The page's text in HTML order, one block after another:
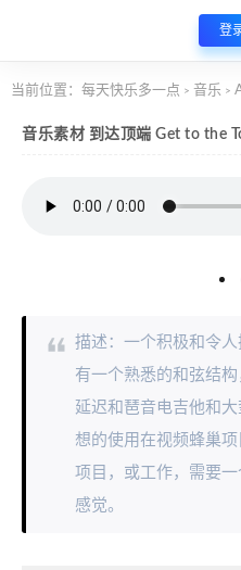
登
当前位置： 每天快乐多一点 > 音乐 >
音乐素材 到达顶端 Get to the
描述：一个积极和令
有一个熟悉的和弦结构
延迟和琶音电吉他和
想的使用在视频蜂巢
项目，或工作，需要
感觉。